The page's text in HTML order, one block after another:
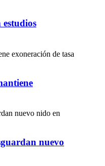
nuevo